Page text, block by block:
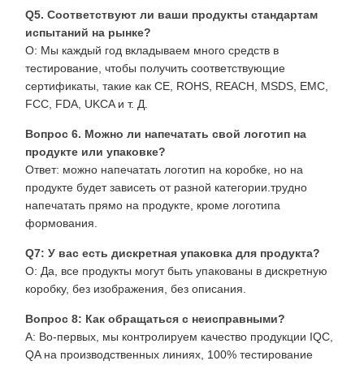
Q5. Соответствуют ли ваши продукты стандартам
испытаний на рынке?
О: Мы каждый год вкладываем много средств в
тестирование, чтобы получить соответствующие
сертификаты, такие как CE, ROHS, REACH, MSDS, EMC,
FCC, FDA, UKCA и т. Д.
Вопрос 6. Можно ли напечатать свой логотип на
продукте или упаковке?
Ответ: можно напечатать логотип на коробке, но на
продукте будет зависеть от разной категории.трудно
напечатать прямо на продукте, кроме логотипа
формования.
Q7: У вас есть дискретная упаковка для продукта?
О: Да, все продукты могут быть упакованы в дискретную
коробку, без изображения, без описания.
Вопрос 8: Как обращаться с неисправными?
A: Во-первых, мы контролируем качество продукции IQC,
QA на производственных линиях, 100% тестирование